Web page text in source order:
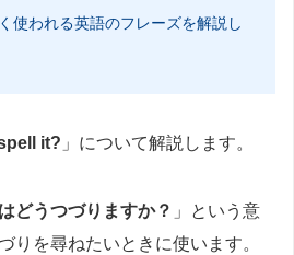
使われる英語のフレーズを解説し
it? 」について解説します。
どうつづりますか？ 」という意
りを尋ねたいときに使います。